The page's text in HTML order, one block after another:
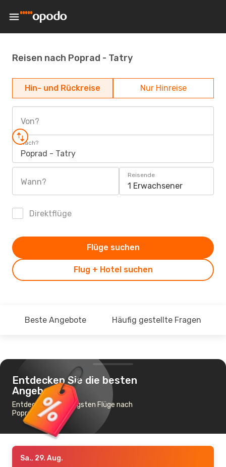
Reisen nach Poprad - Tatry
Hin- und Rückreise Nur Hinreise
Von?
Nach?
Poprad - Tatry
Wann?
Reisende
1 Erwachsener
Direktflüge
Flug + Hotel suchen
Flüge suchen
Beste Angebote Häufig gestellte Fragen
Entdecken Sie die besten
Angebote
Entdecke die günstigsten Flüge nach
Poprad - Tatry
Sa., 29. Aug.